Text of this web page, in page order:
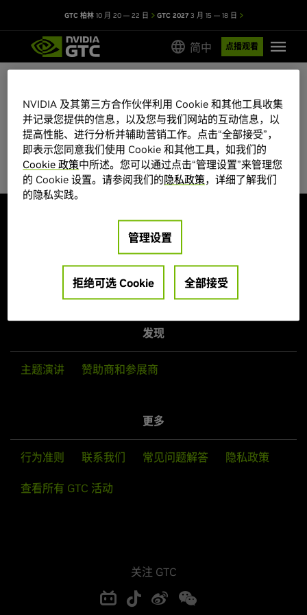
GTC 柏林10 月 20 — 22 日 GTC 20273 月 15 — 18 日
简中 点播观看
GTC 2026 会议目录
部分会议席位有限，先到先得。
海报展示 演讲嘉宾
创业公司和投资机构 培训和认证
发现
主题演讲 赞助商和参展商
更多
行为准则 联系我们 常见问题解答 隐私政策
查看所有 GTC 活动
关注 GTC
NVIDIA 及其第三方合作伙伴利用 Cookie 和其他工具收集
并记录您提供的信息，以及您与我们网站的互动信息，以
提高性能、进行分析并辅助营销工作。点击“全部接受”，
即表示您同意我们使用 Cookie 和其他工具，如我们的
Cookie 政策中所述。您可以通过点击“管理设置”来管理您
的 Cookie 设置。请参阅我们的隐私政策，详细了解我们
的隐私实践。
管理设置
拒绝可选 Cookie 全部接受